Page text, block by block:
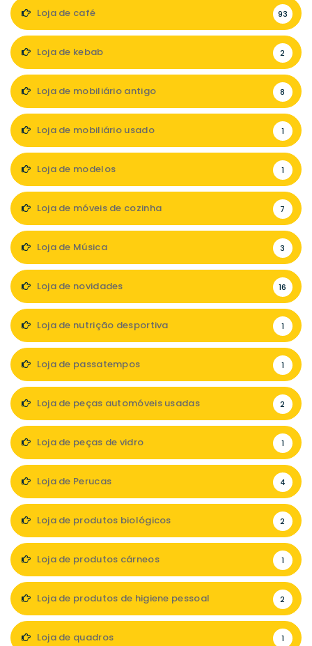
Loja de café 93
Loja de kebab 2
Loja de mobiliário antigo 8
Loja de mobiliário usado 1
Loja de modelos 1
Loja de móveis de cozinha 7
Loja de Música 3
Loja de novidades 16
Loja de nutrição desportiva 1
Loja de passatempos 1
Loja de peças automóveis usadas 2
Loja de peças de vidro 1
Loja de Perucas 4
Loja de produtos biológicos 2
Loja de produtos cárneos 1
Loja de produtos de higiene pessoal 2
Loja de quadros 1